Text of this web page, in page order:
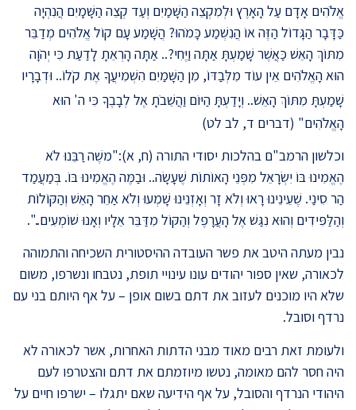
אֱלֹהִים אָדָם עַל הָאָרֶץ וּלְמִקְצֵה הַשָּׁמַיִם וְעַד קְצֵה הַשָּׁמָיִם הֲנִהְיָה
כַּדָּבָר הַגָּדוֹל הַזֶּה אוֹ הֲנִשְׁמַע כָּמֹהוּ? הֲשָׁמַע עָם קוֹל אֱלֹהִים מְדַבֵּר
מִתּוֹךְ הָאֵשׁ כַּאֲשֶׁר שָׁמַעְתָּ אַתָּה וַיֶּחִי?.. אַתָּה הָרְאֵתָ לָדַעַת כִּי יְהֹוָה
הוּא הָאֱלֹהִים אֵין עוֹד מִלְּבַדּוֹ, מִן הַשָּׁמַיִם הִשְׁמִיעֲךָ אֶת קֹלוֹ.. וּדְבָרָיו
שָׁמַעְתָּ מִתּוֹךְ הָאֵשׁ.. וְיָדַעְתָּ הַיּוֹם וַהֲשֵׁבֹתָ אֶל לְבָבֶךָ כִּי ה' הוּא
הָאֱלֹהִים" (דברים ד, לב לט)
וכלשון הרמב"ם בהלכות יסודי התורה (ח, א):"משֶׁה רַבֵּנוּ לֹא
הֶאֱמִינוּ בּוֹ יִשְׂרָאֵל מִפְּנֵי הָאוֹתוֹת שֶׁעָשָׂה.. וּבַמֶּה הֶאֱמִינוּ בּוֹ. בְּמַעֲמַד
הַר סִינַי. שֶׁעֵינֵינוּ רָאוּ וְלֹא זָר וְאָזְנֵינוּ שָׁמְעוּ וְלֹא אַחֵר הָאֵשׁ וְהַקּוֹלוֹת
וְהַלַּפִּידִים וְהוּא נִגַּשׁ אֶל הָעֲרָפֶל וְהַקּוֹל מִדַּבֵּר אֵלָיו וְאָנוּ שׁוֹמְעִים..".
נבין מעתה היטב את פשר העובדה ההיסטורית השכיחה והתמוהה
לכאורה, שאין ספור יהודים עונו עינויי תופת, נטבחו ונשרפו, משום
שלא היו מוכנים לעזוב את דתם בשום אופן – על אף היותם בני עם
נרדף וסובל.
ולעומת זאת רבים מאוד מבני הדתות האחרות, אשר לכאורה לא
היה חסר להם מאומה, נטשו מיוזמתם את דתם והצטרפו לעם
היהודי הנרדף והסובל, על אף הידיעה שאם יתגלו – ישרפו חיים על